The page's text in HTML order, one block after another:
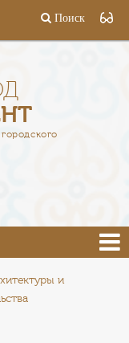
Поиск
и